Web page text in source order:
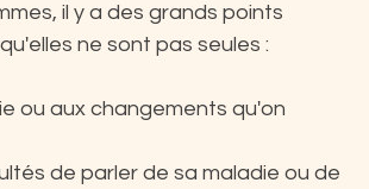
il y a des grands points
ne sont pas seules :
ou aux changements qu'on
de parler de sa maladie ou de